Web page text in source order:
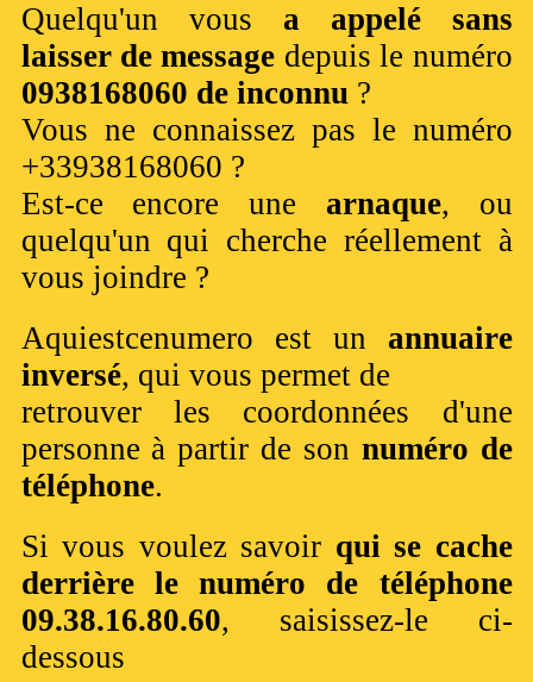
Quelqu'un vous a appelé sans
laisser de message depuis le numéro
0938168060 de inconnu?
Vous ne connaissez pas le numéro
+33938168060 ?
Est-ce encore une arnaque, ou
quelqu'un qui cherche réellement à
vous joindre ?
Aquiestcenumero est un annuaire
inversé, qui vous permet de
retrouver les coordonnées d'une
personne à partir de son numéro de
téléphone.
Si vous voulez savoir qui se cache
derrière le numéro de téléphone
09.38.16.80.60, saisissez-le ci-
dessous